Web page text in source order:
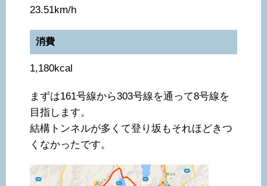
23.51km/h
消費
1,180kcal
まずは161号線から303号線を通って8号線を
目指します。
結構トンネルが多くて登り坂もそれほどきつ
くなかったです。